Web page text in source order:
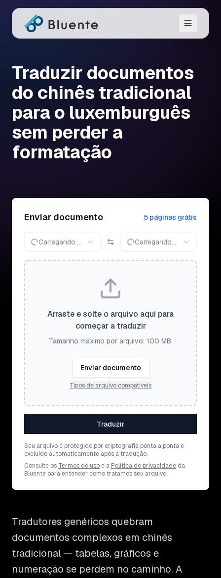
Traduzir documentos
do chinês tradicional
para o luxemburguês
sem perder a
formatação
Enviar documento 5 páginas grátis
Carregando... Carregando...
Arraste e solte o arquivo aqui para
começar a traduzir
Tamanho máximo por arquivo: 100 MB.
Enviar documento
Tipos de arquivo compatíveis
Traduzir
Seu arquivo é protegido por criptografia ponta a ponta e
excluído automaticamente após a tradução.
Consulte os Termos de uso e a Política de privacidade da
Bluente para entender como tratamos seu arquivo.
Tradutores genéricos quebram
documentos complexos em chinês
tradicional — tabelas, gráficos e
numeração se perdem no caminho. A